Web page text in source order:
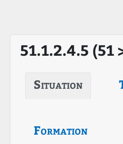
51.1.2.4.5 (51
Situation
Formation